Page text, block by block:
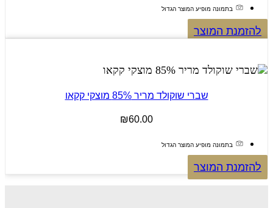
בתמונה מופיע המוצר הגדול
להזמנת המוצר
שברי שוקולד מריר 85% מוצקי קקאו
₪60.00
בתמונה מופיע המוצר הגדול
להזמנת המוצר